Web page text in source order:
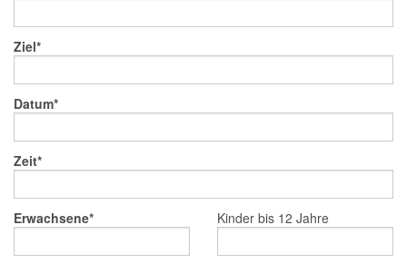
Ziel
Datum
Zeit
Erwachsene Kinder bis 12 Jahre